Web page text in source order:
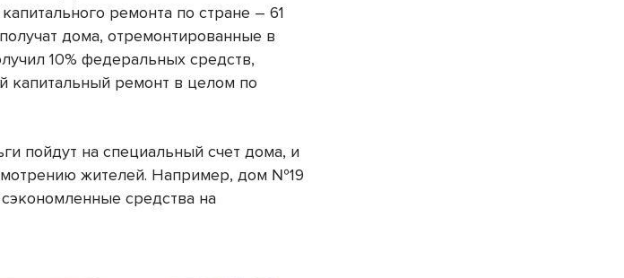
ремонта по стране – 61
дома, отремонтированные в
10% федеральных средств,
капитальный ремонт в целом по
пойдут на специальный счет дома, и
жителей. Например, дом №19
средства на